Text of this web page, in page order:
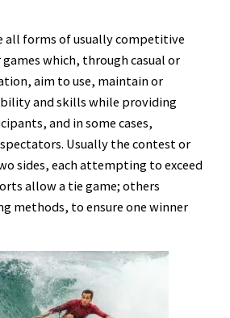
all forms of usually competitive
which, through casual or
aim to use, maintain or
and skills while providing
and in some cases,
Usually the contest or
sides, each attempting to exceed
allow a tie game; others
methods, to ensure one winner